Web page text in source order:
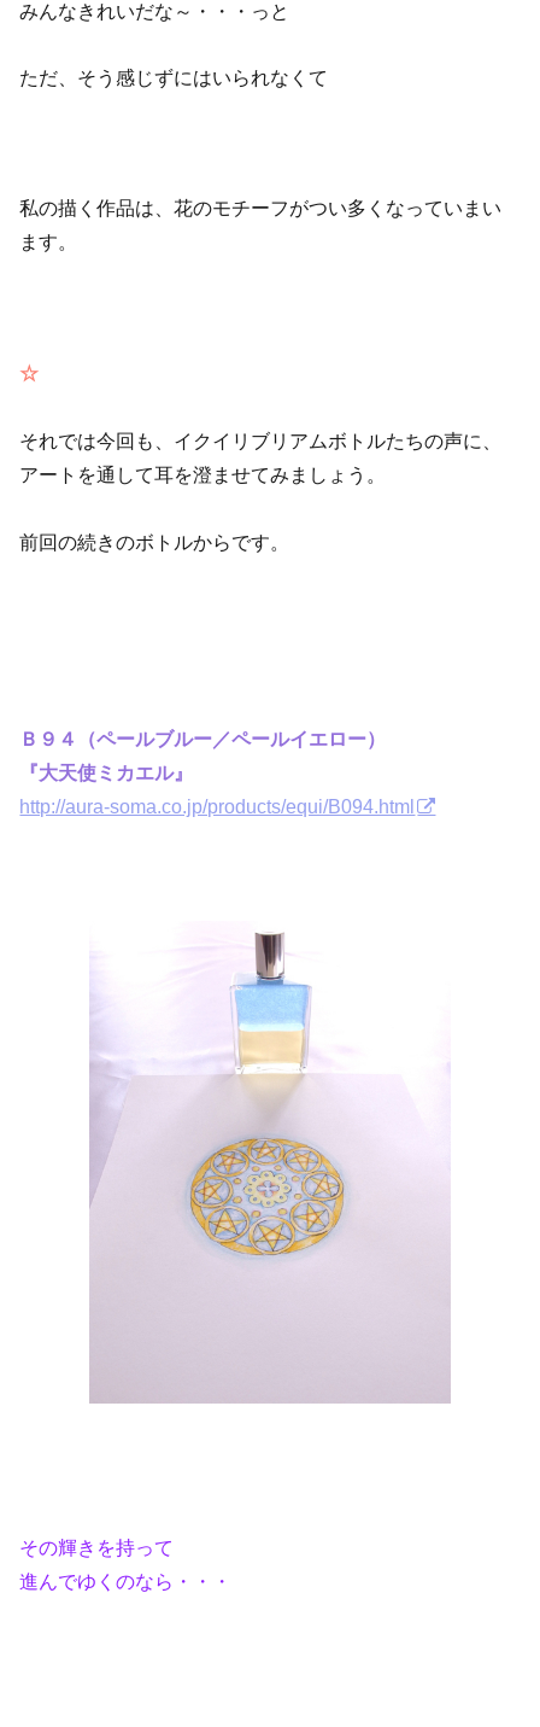
みんなきれいだな～・・・っと
ただ、そう感じずにはいられなくて
私の描く作品は、花のモチーフがつい多くなっていまい
ます。
☆
それでは今回も、イクイリブリアムボトルたちの声に、
アートを通して耳を澄ませてみましょう。
前回の続きのボトルからです。
Ｂ９４（ペールブルー／ペールイエロー）
『大天使ミカエル』
http://aura-soma.co.jp/products/equi/B094.html
その輝きを持って
進んでゆくのなら・・・